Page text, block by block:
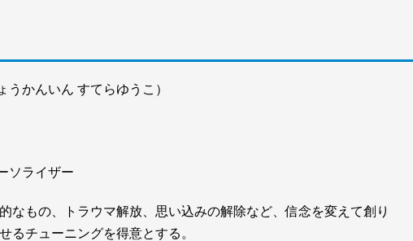
かんいん すてらゆうこ）
ソライザー
なもの、トラウマ解放、思い込みの解除など、信念を変えて創り
るチューニングを得意とする。